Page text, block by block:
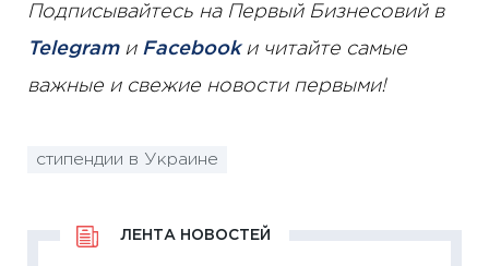
Подписывайтесь на Первый Бизнесовий в
Telegramи Facebookи читайте самые
важные и свежие новости первыми!
стипендии в Украине
ЛЕНТА НОВОСТЕЙ